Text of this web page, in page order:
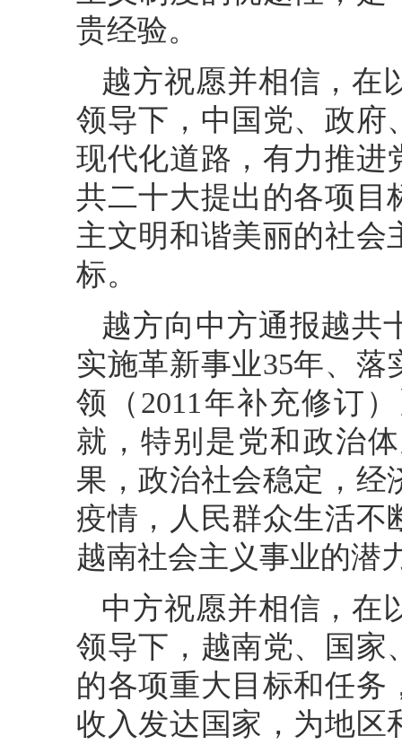
贵经验。
越方祝愿并相信，在
领导下，中国党、政府
现代化道路，有力推进
共二十大提出的各项目
主文明和谐美丽的社会
标。
越方向中方通报越共
实施革新事业35年、
领（2011年补充修订
就，特别是党和政治
果，政治社会稳定，经
疫情，人民群众生活不
越南社会主义事业的潜
中方祝愿并相信，在
领导下，越南党、国家
的各项重大目标和任务
收入发达国家，为地区